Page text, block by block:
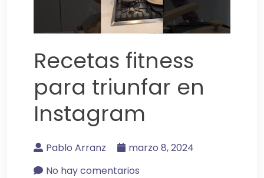
Recetas fitness
para triunfar en
Instagram
Pablo Arranz
marzo 8, 2024
No hay comentarios